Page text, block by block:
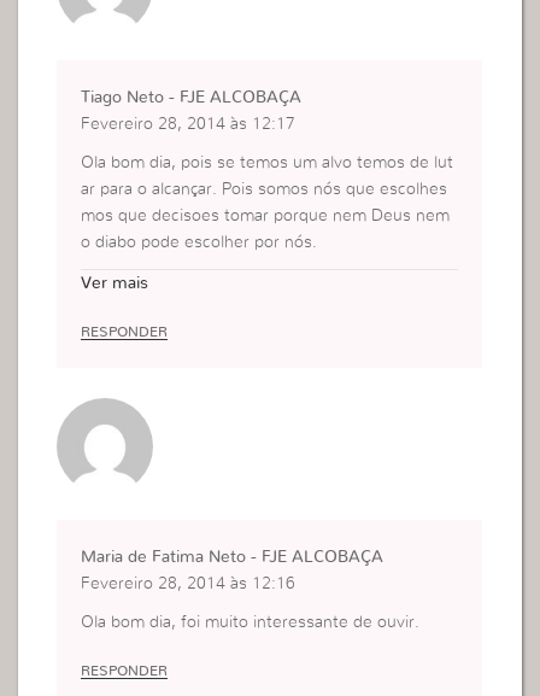
Tiago Neto - FJE ALCOBAÇA
Fevereiro 28, 2014 às 12:17
Ola bom dia, pois se temos um alvo temos de lut
ar para o alcançar. Pois somos nós que escolhes
mos que decisoes tomar porque nem Deus nem
o diabo pode escolher por nós.
Ver mais
RESPONDER
Maria de Fatima Neto - FJE ALCOBAÇA
Fevereiro 28, 2014 às 12:16
Ola bom dia, foi muito interessante de ouvir.
RESPONDER